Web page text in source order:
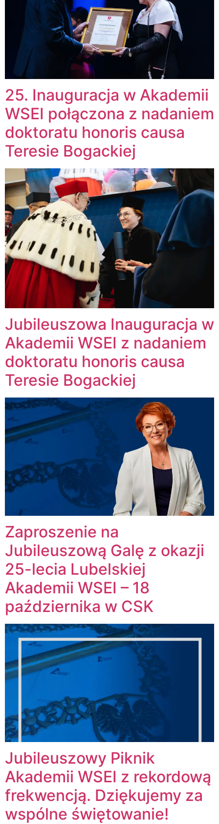
25. Inauguracja w Akademii
WSEI połączona z nadaniem
doktoratu honoris causa
Teresie Bogackiej
Jubileuszowa Inauguracja w
Akademii WSEI z nadaniem
doktoratu honoris causa
Teresie Bogackiej
Zaproszenie na
Jubileuszową Galę z okazji
25-lecia Lubelskiej
Akademii WSEI – 18
października w CSK
Jubileuszowy Piknik
Akademii WSEI z rekordową
frekwencją. Dziękujemy za
wspólne świętowanie!